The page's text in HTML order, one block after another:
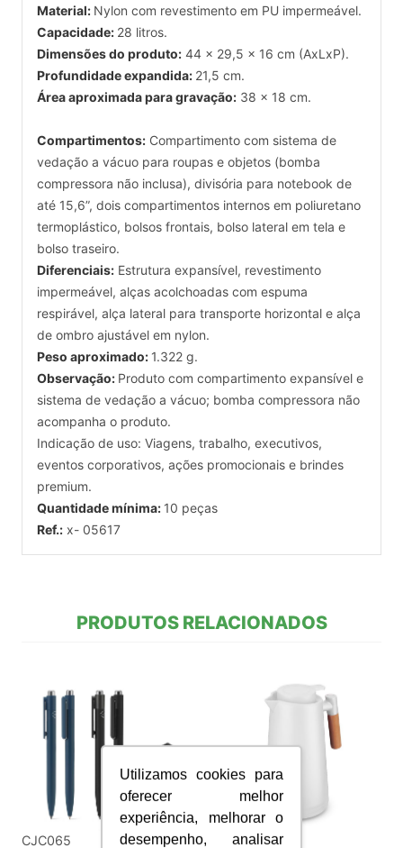
Utilizamos cookies para
oferecer melhor
experiência, melhorar o
desempenho, analisar
Material: Nylon com revestimento em PU impermeável.
Capacidade: 28 litros.
Dimensões do produto: 44 x 29,5 x 16 cm (AxLxP).
Profundidade expandida: 21,5 cm.
Área aproximada para gravação: 38 x 18 cm.
Compartimentos: Compartimento com sistema de
vedação a vácuo para roupas e objetos (bomba
compressora não inclusa), divisória para notebook de
até 15,6”, dois compartimentos internos em poliuretano
termoplástico, bolsos frontais, bolso lateral em tela e
bolso traseiro.
Diferenciais: Estrutura expansível, revestimento
impermeável, alças acolchoadas com espuma
respirável, alça lateral para transporte horizontal e alça
de ombro ajustável em nylon.
Peso aproximado: 1.322 g.
Observação: Produto com compartimento expansível e
sistema de vedação a vácuo; bomba compressora não
acompanha o produto.
Indicação de uso: Viagens, trabalho, executivos,
eventos corporativos, ações promocionais e brindes
premium.
Quantidade mínima: 10 peças
Ref.: x- 05617
PRODUTOS RELACIONADOS
CJC065 G046